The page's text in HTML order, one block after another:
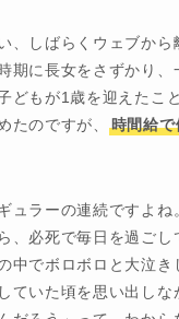
、しばらくウェブか
期に長女をさずかり
どもが1歳を迎えたこ
たのですが、
時間給
ュラーの連続ですよ
、必死で毎日を過ごし
中でボロボロと大泣
ていた頃を思い出し